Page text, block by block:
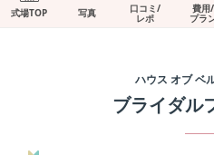
式場TOP 写真 口コミ/
レポ
費用/
プラ
ハウス オブ ベ
ブライダル